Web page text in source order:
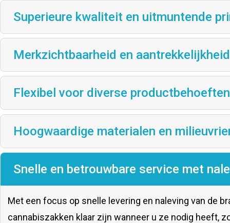
Superieure kwaliteit en uitmuntende
Merkzichtbaarheid en
Flexibel voor diverse productbehoeften
Hoogwaardige materialen en
Snelle en betrouwbare service met
Met een focus op snelle levering en naleving van de
cannabiszakken klaar zijn wanneer u ze nodig heeft,